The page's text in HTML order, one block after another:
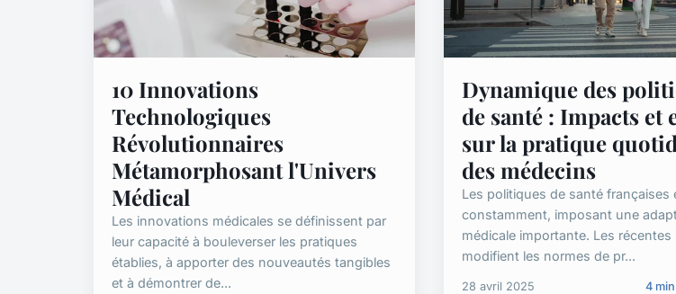
10 Innovations
Technologiques
Révolutionnaires
Métamorphosant l'Univers
Médical
Les innovations médicales se définissent par
leur capacité à bouleverser les pratiques
établies, à apporter des nouveautés tangibles
et à démontrer de...
Dynamique des
de santé : Impacts et
sur la pratique
des médecins
Les politiques de santé françaises
constamment, imposant une
médicale importante. Les récentes
modifient les normes de pr...
28 avril 2025 4